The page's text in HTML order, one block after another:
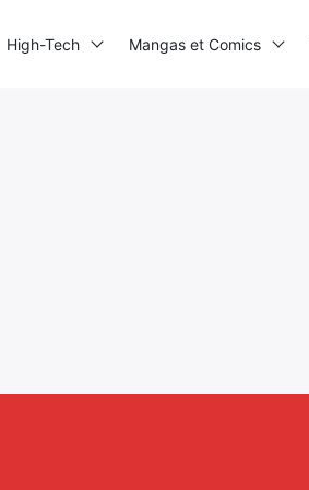
High-Tech Mangas et Comics